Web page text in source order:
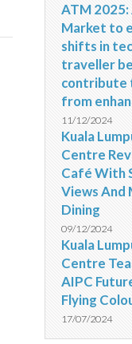
ATM
Market to
shifts in
traveller
contribute
from
11/12/2024
Kuala
Centre
Café With
Views And
Dining
09/12/2024
Kuala
Centre
AIPC
Flying
17/07/2024